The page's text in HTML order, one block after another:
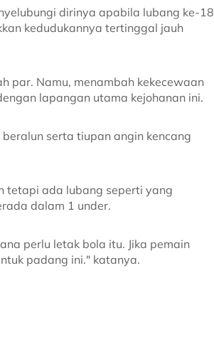
dirinya apabila lubang ke-18
kedudukannya tertinggal jauh
par. Namu, menambah kekecewaan
lapangan utama kejohanan ini.
serta tiupan angin kencang
tetapi ada lubang seperti yang
dalam 1 under.
perlu letak bola itu. Jika pemain
padang ini." katanya.